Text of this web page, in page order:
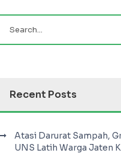
Recent Posts
Atasi Darurat Sampah,
UNS Latih Warga Jaten